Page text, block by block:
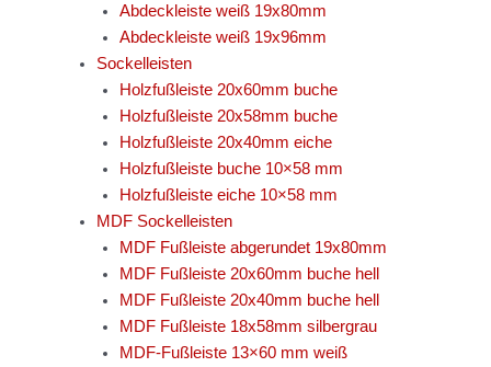
Abdeckleiste weiß 19x80mm
Abdeckleiste weiß 19x96mm
Sockelleisten
Holzfußleiste 20x60mm buche
Holzfußleiste 20x58mm buche
Holzfußleiste 20x40mm eiche
Holzfußleiste buche 10×58 mm
Holzfußleiste eiche 10×58 mm
MDF Sockelleisten
MDF Fußleiste abgerundet 19x80mm
MDF Fußleiste 20x60mm buche hell
MDF Fußleiste 20x40mm buche hell
MDF Fußleiste 18x58mm silbergrau
MDF-Fußleiste 13×60 mm weiß